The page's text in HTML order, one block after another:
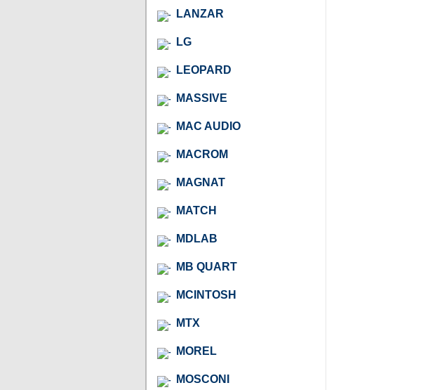
LANZAR
LG
LEOPARD
MASSIVE
MAC AUDIO
MACROM
MAGNAT
MATCH
MDLAB
MB QUART
MCINTOSH
MTX
MOREL
MOSCONI